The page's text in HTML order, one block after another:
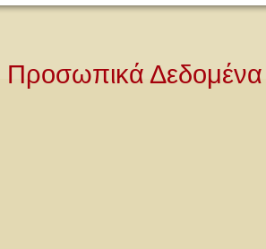
Προσωπικά Δεδομένα